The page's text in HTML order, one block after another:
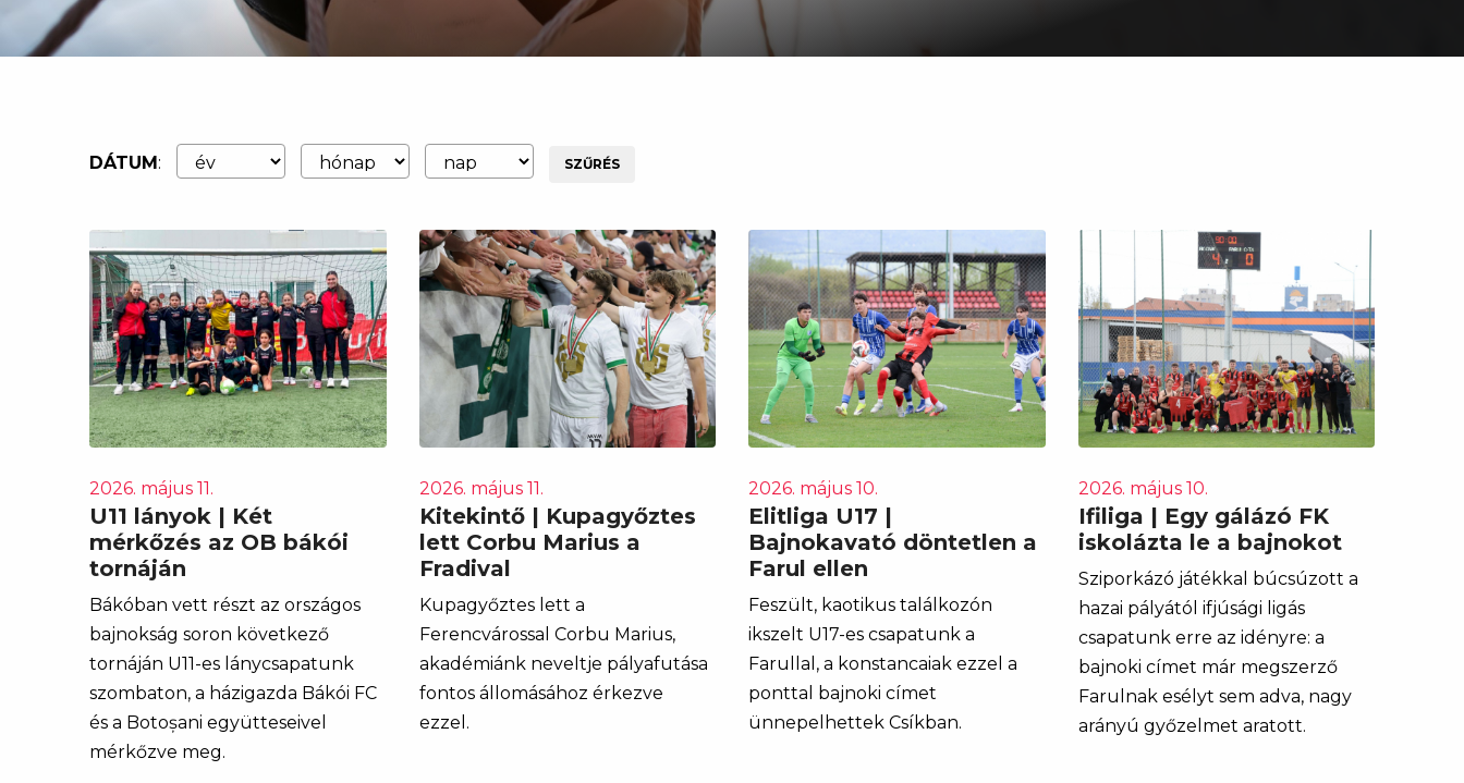
DÁTUM: SZŰRÉS
2026. május 11.
U11 lányok | Két
mérkőzés az OB bákói
tornáján
Bákóban vett részt az országos
bajnokság soron következő
tornáján U11-es lánycsapatunk
szombaton, a házigazda Bákói FC
és a Botoșani együtteseivel
mérkőzve meg.
2026. május 11.
Kitekintő | Kupagyőztes
lett Corbu Marius a
Fradival
Kupagyőztes lett a
Ferencvárossal Corbu Marius,
akadémiánk neveltje pályafutása
fontos állomásához érkezve
ezzel.
2026. május 10.
Elitliga U17 |
Bajnokavató döntetlen a
Farul ellen
Feszült, kaotikus találkozón
ikszelt U17-es csapatunk a
Farullal, a konstancaiak ezzel a
ponttal bajnoki címet
ünnepelhettek Csíkban.
2026. május 10.
Ifiliga | Egy gálázó FK
iskolázta le a bajnokot
Sziporkázó játékkal búcsúzott a
hazai pályától ifjúsági ligás
csapatunk erre az idényre: a
bajnoki címet már megszerző
Farulnak esélyt sem adva, nagy
arányú győzelmet aratott.